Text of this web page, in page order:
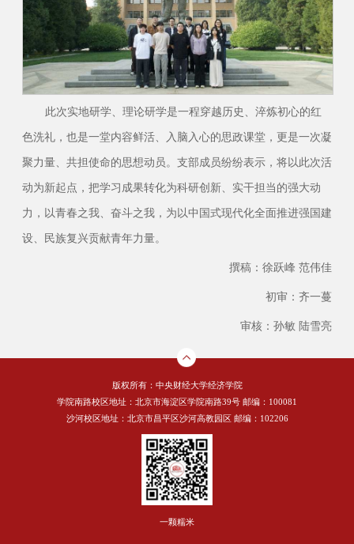
此次实地研学、理论研学是一程穿越历史、淬炼初心的红
色洗礼，也是一堂内容鲜活、入脑入心的思政课堂，更是一次凝
聚力量、共担使命的思想动员。支部成员纷纷表示，将以此次活
动为新起点，把学习成果转化为科研创新、实干担当的强大动
力，以青春之我、奋斗之我，为以中国式现代化全面推进强国建
设、民族复兴贡献青年力量。
撰稿：徐跃峰 范伟佳
初审：齐一蔓
审核：孙敏 陆雪亮
版权所有：中央财经大学经济学院
学院南路校区地址：北京市海淀区学院南路39号 邮编：100081
沙河校区地址：北京市昌平区沙河高教园区 邮编：102206
一颗糯米